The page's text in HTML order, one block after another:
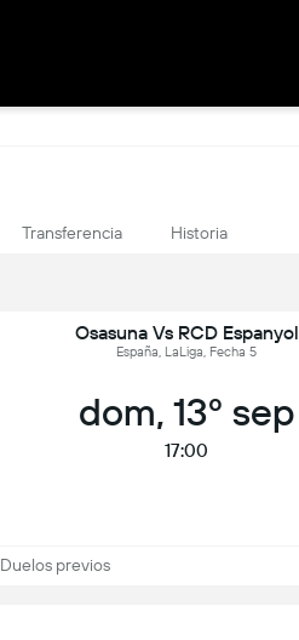
Transferencia Historia
Osasuna Vs RCD Espanyol
España, LaLiga, Fecha 5
dom, 13º sep
17:00
Duelos previos